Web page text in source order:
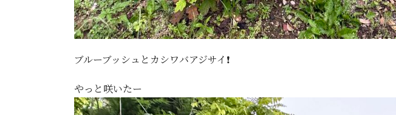
ブルーブッシュとカシワバアジサイ❗️
やっと咲いたー